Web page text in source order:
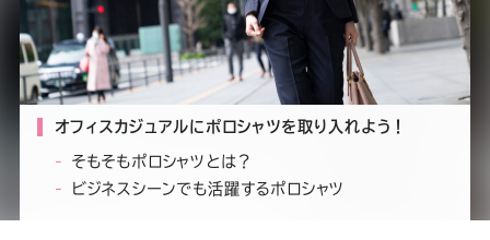
ダ
ー
ス
ー
ダ
ー
ス
ー
ダ
ー
ス
ー
ダ
ー
ス
ー
ダ
ー
ス
ー
目次
オフィスカジュアルにポロシャツを取り入れよう！
そもそもポロシャツとは？
ビジネスシーンでも活躍するポロシャツ